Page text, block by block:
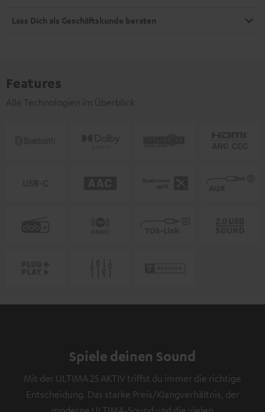
Lass Dich als Geschäftskunde beraten
Features
Alle Technologien im Überblick
Spiele deinen Sound
Mit der ULTIMA 25 AKTIV triffst du immer die richtige
Entscheidung. Das starke Preis/Klangverhältnis, der